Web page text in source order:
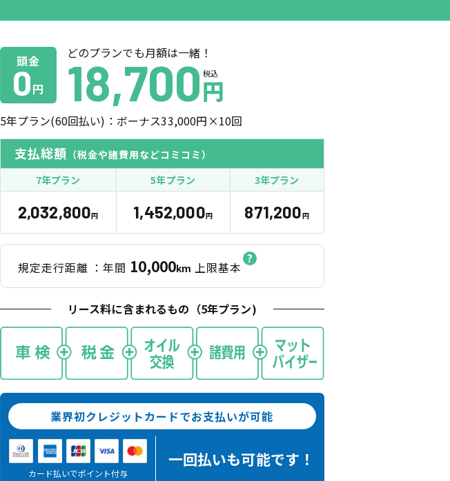
頭金
0円
どのプランでも月額は一緒！
18,700 税込
円
5年プラン(60回払い)：ボーナス33,000円×10回
支払総額 （税金や諸費用などコミコミ）
7年プラン
5年プラン 3年プラン
2,032,800円 1,452,000円 871,200円
規定走行距離 ：年間 10,000km 上限基本
リース料に含まれるもの（5年プラン)
業界初クレジットカードでお支払いが可能
カード払いでポイント付与
一回払いも可能です！